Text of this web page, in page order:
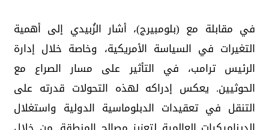
في مقابلة مع (بلومبيرج)، أشار الزُبيدي إلى أهمية
التغيرات في السياسة الأمريكية، وخاصة خلال إدارة
الرئيس ترامب، في التأثير على مسار الصراع مع
الحوثيين. يعكس إدراكه لهذه التحولات قدرته على
التنقل في تعقيدات الدبلوماسية الدولية واستغلال